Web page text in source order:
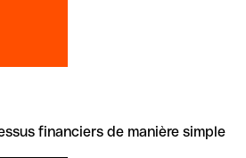
financiers de manière simple